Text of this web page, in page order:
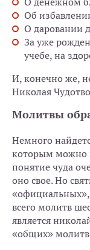
Об
О даровании
За уже
учебе, на
И, конечно же,
Николая
Молитвы
Немного
которым можно
понятие чуда
оно свое. Но
всего молитв
является
«общих»